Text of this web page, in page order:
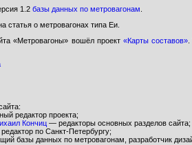
1.2 базы данных по метровагонам.
статья о метровагонах типа Еи.
«Метровагоны» вошёл проект «Карты составов».
редактор проекта;
Кончиц — редакторы основных разделов сайта;
по Санкт-Петербургу;
базы данных по метровагонам, разработчик